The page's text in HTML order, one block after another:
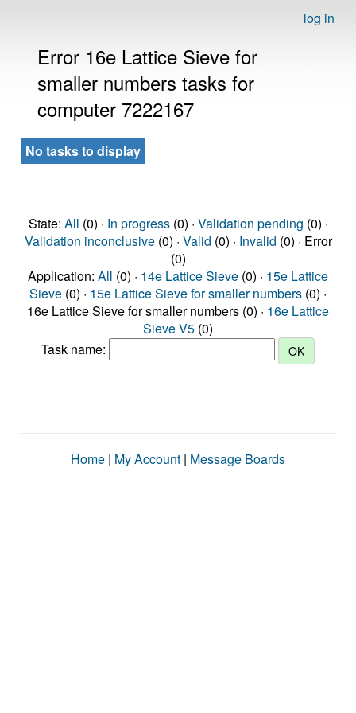
log in
Error 16e Lattice Sieve for
smaller numbers tasks for
computer 7222167
No tasks to display
State: All (0) · In progress(0) · Validation pending (0) ·
Validation inconclusive(0) · Valid (0) · Invalid (0) · Error
(0)
Application: All (0) · 14e Lattice Sieve (0) · 15e Lattice
Sieve (0) · 15e Lattice Sieve for smaller numbers (0) ·
16e Lattice Sieve for smaller numbers (0) · 16e Lattice
Sieve V5 (0)
Task name:
Home | My Account | Message Boards